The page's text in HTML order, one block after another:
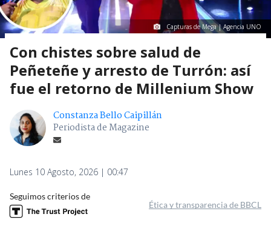
Capturas de Mega | Agencia UNO
Con chistes sobre salud de
Peñeteñe y arresto de Turrón: así
fue el retorno de Millenium Show
Constanza Bello Caipillán
Periodista de Magazine
Lunes 10 Agosto, 2026 | 00:47
Seguimos criterios de
Ética y transparencia de BBCL